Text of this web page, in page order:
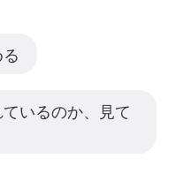
いるのか、見て